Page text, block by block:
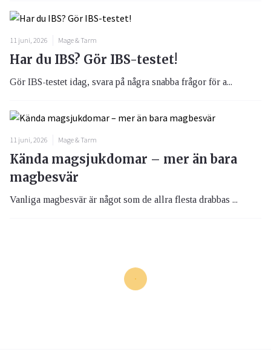
11 juni, 2026 Mage & Tarm
Har du IBS? Gör IBS-testet!
Gör IBS-testet idag, svara på några snabba frågor för a...
11 juni, 2026 Mage & Tarm
Kända magsjukdomar – mer än bara
magbesvär
Vanliga magbesvär är något som de allra flesta drabbas ...